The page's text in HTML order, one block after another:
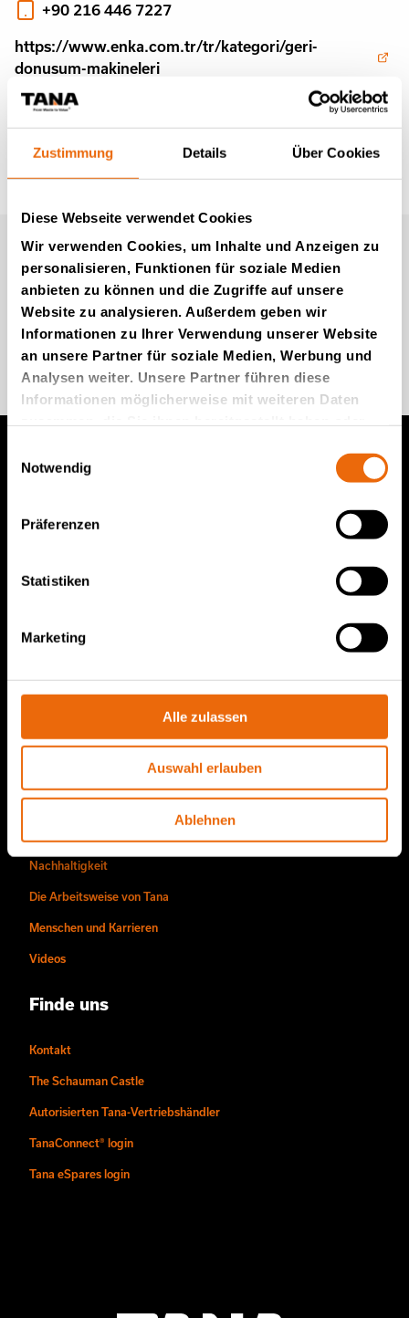
Zustimmung Details Über Cookies
Diese Webseite verwendet Cookies
Wir verwenden Cookies, um Inhalte und Anzeigen zu
personalisieren, Funktionen für soziale Medien
anbieten zu können und die Zugriffe auf unsere
Website zu analysieren. Außerdem geben wir
Informationen zu Ihrer Verwendung unserer Website
an unsere Partner für soziale Medien, Werbung und
Analysen weiter. Unsere Partner führen diese
Informationen möglicherweise mit weiteren Daten
gesammelt haben.
Notwendig
Präferenzen
Statistiken
Marketing
Alle zulassen
Auswahl erlauben
Ablehnen
+90 216 446 7227
https://www.enka.com.tr/tr/kategori/geri-
donusum-makineleri
Newsletter von Tana (auf
Englisch)
Kommen Sie zu uns
Produkte von TANA
TANA Müllverdichter
TANA Scheibensieb
TANA-Ersatzteile
Über uns
Nachhaltigkeit
Die Arbeitsweise von Tana
Menschen und Karrieren
Videos
Finde uns
Kontakt
The Schauman Castle
Autorisierten Tana-Vertriebshändler
TanaConnect® login
Tana eSpares login